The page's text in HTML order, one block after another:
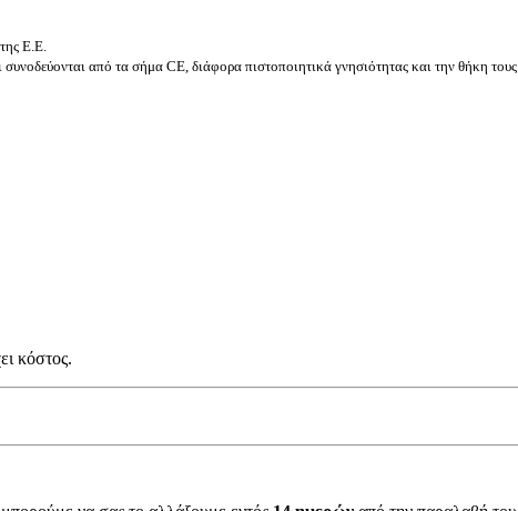
Ε.Ε.
από τα σήμα CE, διάφορα πιστοποιητικά γνησιότητας και την θήκη τους.
κόστος.